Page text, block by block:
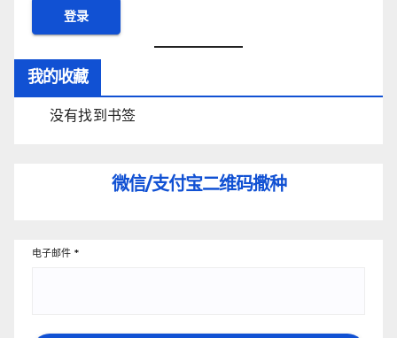
我的收藏
没有找到书签
微信/支付宝二维码撒种
电子邮件 *